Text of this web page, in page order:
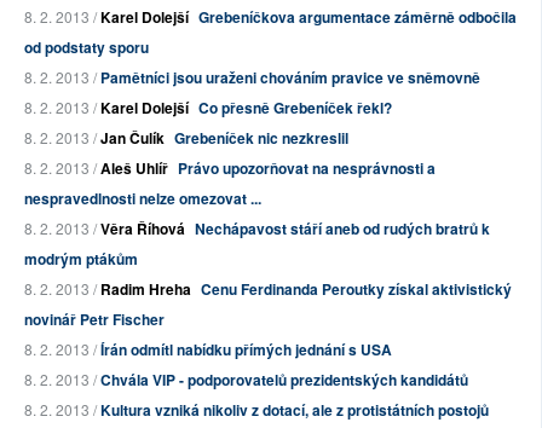
8. 2. 2013 /Karel Dolejší Grebeníčkova argumentace záměrně odbočila
od podstaty sporu
8. 2. 2013 /Pamětníci jsou uraženi chováním pravice ve sněmovně
8. 2. 2013 /Karel Dolejší Co přesně Grebeníček řekl?
8. 2. 2013 /Jan Čulík Grebeníček nic nezkreslil
8. 2. 2013 /Aleš Uhlíř Právo upozorňovat na nesprávnosti a
nespravedlnosti nelze omezovat ...
8. 2. 2013 /Věra Říhová Nechápavost stáří aneb od rudých bratrů k
modrým ptákům
8. 2. 2013 /Radim Hreha Cenu Ferdinanda Peroutky získal aktivistický
novinář Petr Fischer
8. 2. 2013 /Írán odmítl nabídku přímých jednání s USA
8. 2. 2013 /Chvála VIP - podporovatelů prezidentských kandidátů
8. 2. 2013 /Kultura vzniká nikoliv z dotací, ale z protistátních postojů